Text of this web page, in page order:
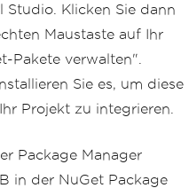
Studio. Klicken Sie dann
Maustaste auf Ihr
Pakete verwalten".
Sie es, um diese
Projekt zu integrieren.
Package Manager
in der NuGet Package